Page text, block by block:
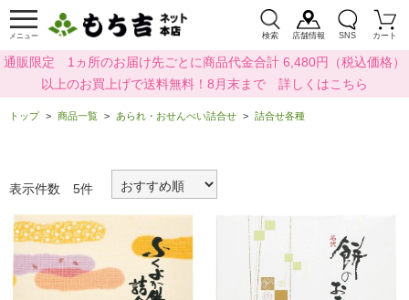
メニュー 検索 店舗情報 SNS カート
通販限定 1ヵ所のお届け先ごとに商品代金合計 6,480円（税込価格）
以上のお買上げで送料無料！8月末まで 詳しくはこちら
トップ 商品一覧 あられ・おせんべい詰合せ 詰合せ各種
表示件数 5件